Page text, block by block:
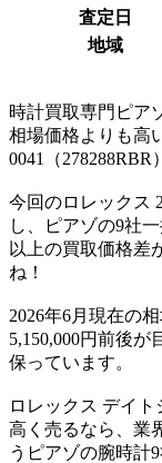
査定日
地域
時計買取専門ピア
相場価格よりも高
0041（278288RBR
今回のロレックス
し、ピアゾの9社
以上の買取価格差
ね！
2026年6月現在の
5,150,000円前後が
保っています。
ロレックス デイト
高く売るなら、業
うピアゾの腕時計